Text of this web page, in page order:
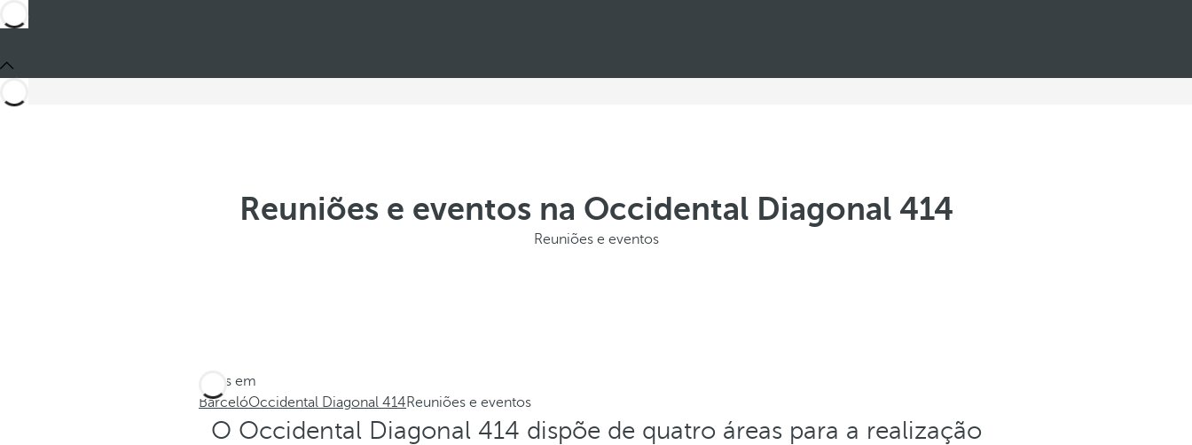
Reuniões e eventos na Occidental Diagonal 414
Reuniões e eventos
Estes em
BarcelóOccidental Diagonal 414Reuniões e eventos
O Occidental Diagonal 414 dispõe de quatro áreas para a realização